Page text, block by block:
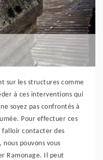
sur les structures comme
à ces interventions qui
soyez pas confrontés à
Pour effectuer ces
contacter des
pouvons vous
Ramonage. Il peut